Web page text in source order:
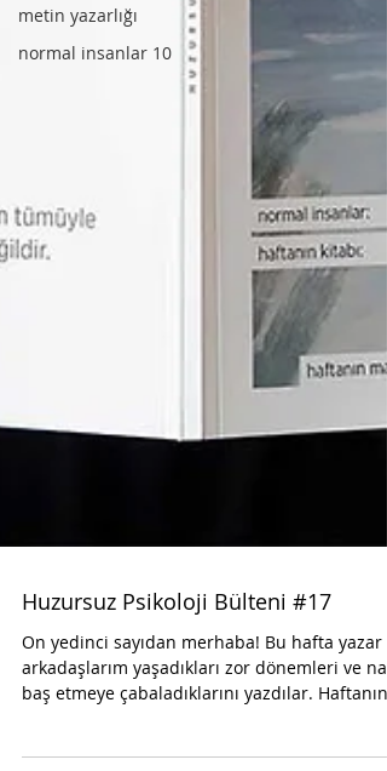
metin yazarlığı
normal insanlar 10
Huzursuz Psikoloji Bülteni #17
On yedinci sayıdan merhaba! Bu hafta yazar
baş etmeye çabaladıklarını yazdılar.